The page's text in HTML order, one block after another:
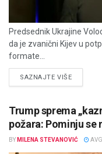
Predsednik Ukrajine
da je zvanični Kijev u
formate...
SAZNAJTE VIŠEDETAILS
Trump sprema
požara: Pominju se
BY MILENA STEVANOVIĆ